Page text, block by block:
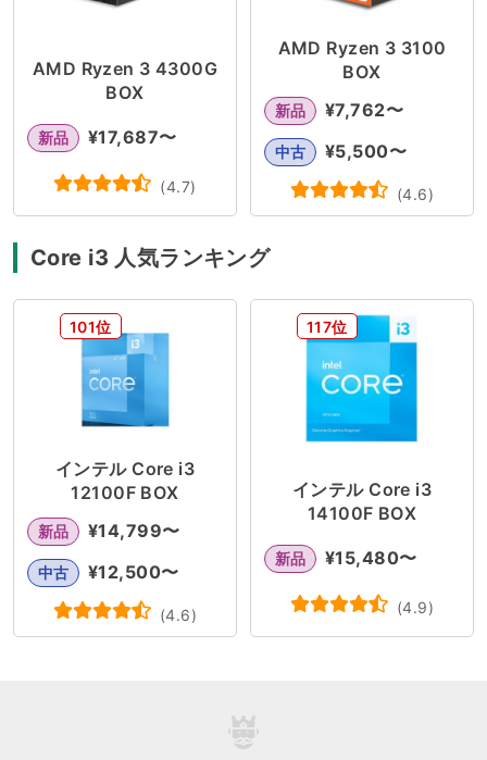
AMD Ryzen 3 4300G
BOX
新品 ¥17,687〜
(4.7)
AMD Ryzen 3 3100
BOX
新品 ¥7,762〜
中古 ¥5,500〜
(4.6)
Core i3 人気ランキング
101位
インテル Core i3
12100F BOX
新品 ¥14,799〜
中古 ¥12,500〜
(4.6)
117位
インテル Core i3
14100F BOX
新品 ¥15,480〜
(4.9)